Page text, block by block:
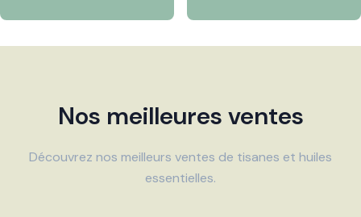
Nos meilleures ventes
Découvrez nos meilleurs ventes de tisanes et huiles
essentielles.